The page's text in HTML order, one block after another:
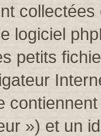
logiciel
petits
») et un